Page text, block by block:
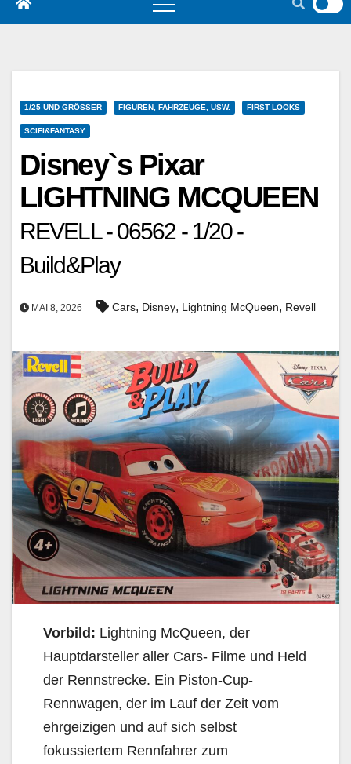
1/25 UND GRÖSSER FIGUREN, FAHRZEUGE, USW. FIRST LOOKS
SCIFI&FANTASY
Disney`s Pixar
LIGHTNING MCQUEEN
REVELL - 06562 - 1/20 -
Build&Play
MAI 8, 2026 Cars, Disney, Lightning McQueen, Revell
Vorbild: Lightning McQueen, der
Hauptdarsteller aller Cars- Filme und Held
der Rennstrecke. Ein Piston-Cup-
Rennwagen, der im Lauf der Zeit vom
ehrgeizigen und auf sich selbst
fokussiertem Rennfahrer zum